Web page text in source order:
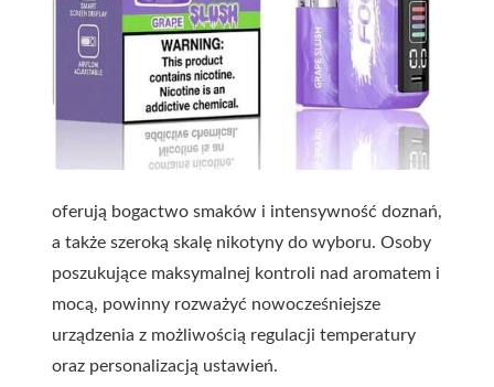
oferują bogactwo smaków i intensywność doznań,
a także szeroką skalę nikotyny do wyboru. Osoby
poszukujące maksymalnej kontroli nad aromatem i
mocą, powinny rozważyć nowocześniejsze
urządzenia z możliwością regulacji temperatury
oraz personalizacją ustawień.